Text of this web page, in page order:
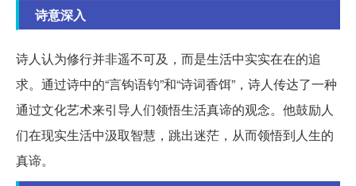
诗意深入
诗人认为修行并非遥不可及，而是生活中实实在在的追
求。通过诗中的“言钩语钓”和“诗词香饵”，诗人传达了一种
通过文化艺术来引导人们领悟生活真谛的观念。他鼓励人
们在现实生活中汲取智慧，跳出迷茫，从而领悟到人生的
真谛。